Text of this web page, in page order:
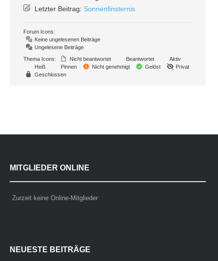
Letzter Beitrag: Sonnenfinsternis
Forum Icons:
Keine ungelesenen Beiträge
Ungelesene Beiträge
Thema Icons:
Nicht beantwortet Beantwortet
Aktiv
Heiß
Pinnen Nicht genehmigt Gelöst
Privat
Geschlossen
MITGLIEDER ONLINE
Zurzeit keine Online-Mitglieder
NEUESTE BEITRÄGE